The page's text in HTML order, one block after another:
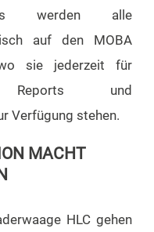
werden alle
auf den MOBA
sie jederzeit für
Reports und
Verfügung stehen.
MACHT
HLC gehen